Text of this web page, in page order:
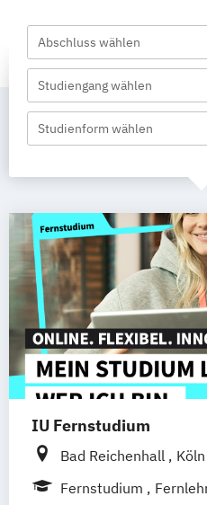
Abschluss wählen
Studiengang wählen
Studienform wählen
IU Fernstudium
Bad Reichenhall Köln
Kiel
Frankfurt am
Fernstudium